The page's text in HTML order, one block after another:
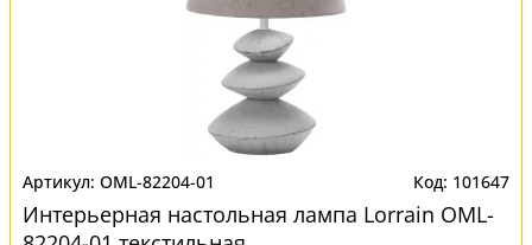
OML-82204-01 101647
Интерьерная настольная лампа Lorrain OML-